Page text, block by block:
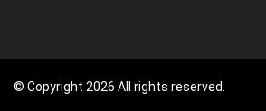
© Copyright 2026 All rights reserved.